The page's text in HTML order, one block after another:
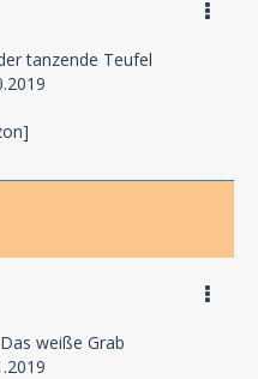
tanzende Teufel
weiße Grab